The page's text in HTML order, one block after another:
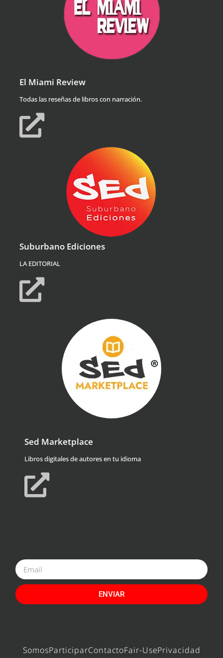
El Miami Review
Todas las reseñas de libros con narración.
Suburbano Ediciones
LA EDITORIAL
Sed Marketplace
Libros digitales de autores en tu idioma
ENVIAR
SomosParticiparContactoFair-UsePrivacidad